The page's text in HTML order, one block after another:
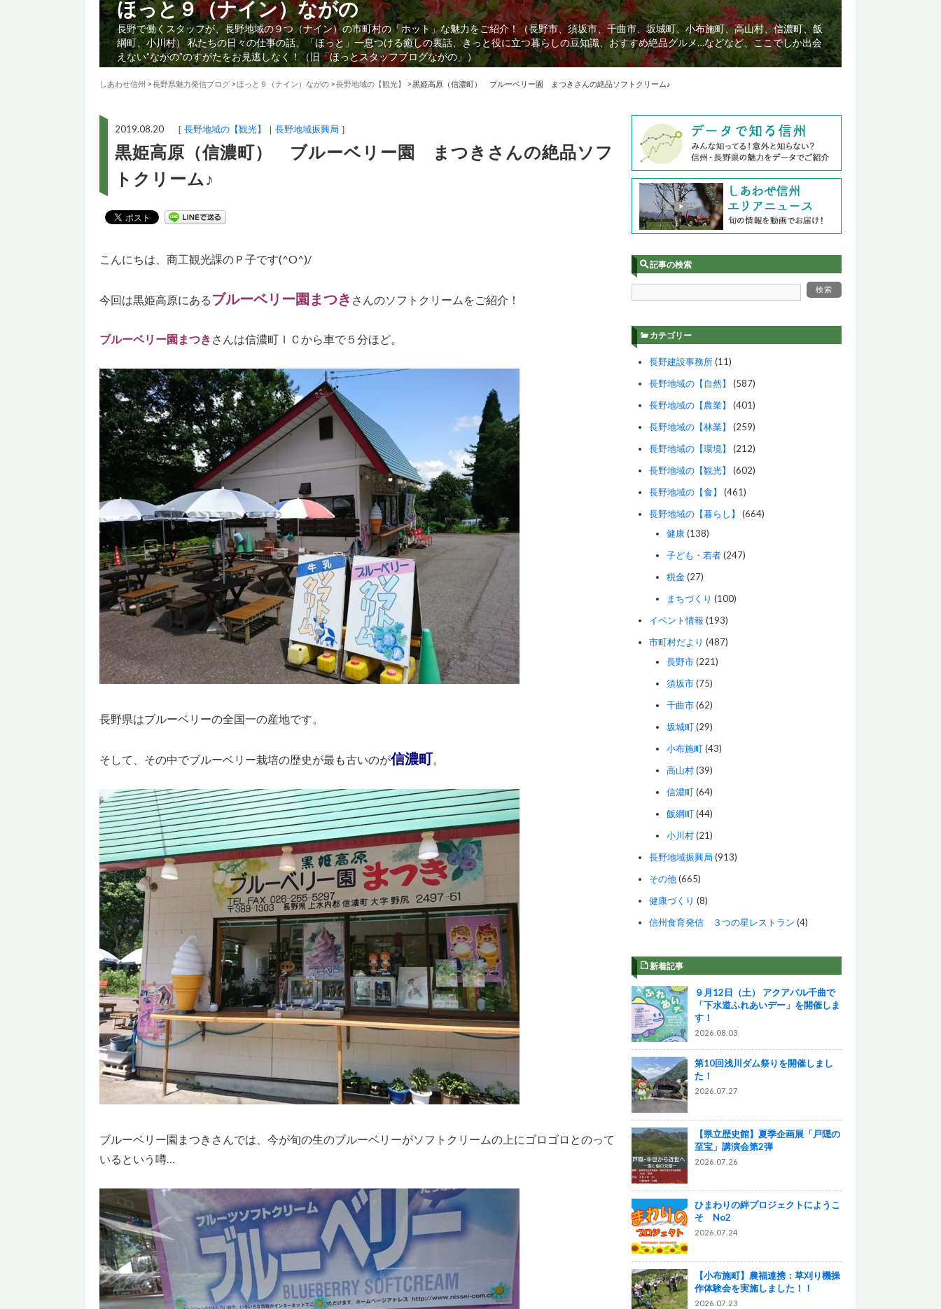
ほっと９（ナイン）ながの
長野で働くスタッフが、長野地域の９つ（ナイン）の市町村の「ホット」な魅力をご紹介！（長野市、須坂市、千曲市、坂城町、小布施町、高山村、信濃町、飯
綱町、小川村） 私たちの日々の仕事の話、「ほっと」一息つける癒しの裏話、きっと役に立つ暮らしの豆知識、おすすめ絶品グルメ…などなど、ここでしか出会
えない”ながの”のすがたをお見逃しなく！（旧「ほっとスタッフブログながの」）
しあわせ信州 >長野県魅力発信ブログ >ほっと９（ナイン）ながの >長野地域の【観光】 >黒姫高原（信濃町） ブルーベリー園 まつきさんの絶品ソフトクリーム♪
2019.08.20 ［ 長野地域の【観光】 長野地域振興局 ］
黒姫高原（信濃町） ブルーベリー園 まつきさんの絶品ソフ
トクリーム♪
こんにちは、商工観光課のＰ子です(^O^)/
今回は黒姫高原にあるブルーベリー園まつき さんのソフトクリームをご紹介！
ブルーベリー園まつき さんは信濃町ＩＣから車で５分ほど。
長野県はブルーベリーの全国一の産地です。
そして、その中でブルーベリー栽培の歴史が最も古いのが信濃町。
ブルーベリー園まつきさんでは、今が旬の生のブルーベリーがソフトクリームの上にゴロゴロとのって
いるという噂…
記事の検索
カテゴリー
長野建設事務所(11)
長野地域の【自然】
(587)
長野地域の【農業】
(401)
長野地域の【林業】
(259)
長野地域の【環境】
(212)
長野地域の【観光】
(602)
長野地域の【食】
(461)
長野地域の【暮らし】
(664)
健康(138)
子ども・若者(247)
税金(27)
まちづくり (100)
イベント情報 (193)
市町村だより (487)
長野市(221)
須坂市(75)
千曲市(62)
坂城町(29)
小布施町(43)
高山村(39)
信濃町(64)
飯綱町(44)
小川村(21)
長野地域振興局 (913)
その他(665)
健康づくり (8)
信州食育発信 ３つの星レストラン (4)
新着記事
９月12日（土） アクアパル千曲で
「下水道ふれあいデー」を開催しま
す！
2026.08.03
第10回浅川ダム祭りを開催しまし
た！
2026.07.27
【県立歴史館】夏季企画展「戸隠の
至宝」講演会第2弾
2026.07.26
ひまわりの絆プロジェクトにようこ
そ No2
2026.07.24
【小布施町】農福連携：草刈り機操
作体験会を実施しました！！
2026.07.23